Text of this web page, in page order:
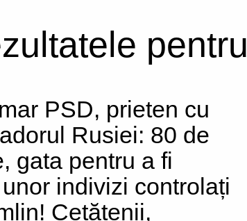
pentru
PSD, prieten cu
Rusiei: 80 de
gata pentru a fi
indivizi controlați
Cetățenii,